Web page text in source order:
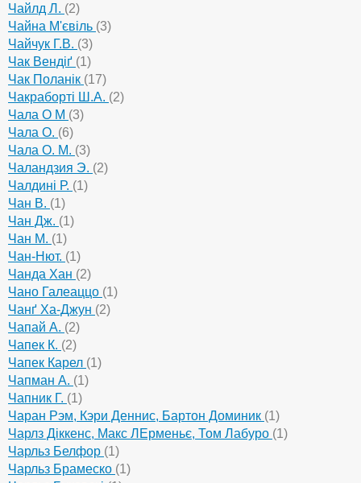
Чайлд Л. (2)
Чайна М'євіль (3)
Чайчук Г.В. (3)
Чак Вендіґ (1)
Чак Поланік (17)
Чакраборті Ш.А. (2)
Чала О М (3)
Чала О. (6)
Чала О. М. (3)
Чаландзия Э. (2)
Чалдині Р. (1)
Чан В. (1)
Чан Дж. (1)
Чан М. (1)
Чан-Нют. (1)
Чанда Хан (2)
Чано Галеаццо (1)
Чанґ Ха-Джун (2)
Чапай А. (2)
Чапек К. (2)
Чапек Карел (1)
Чапман А. (1)
Чапник Г. (1)
Чаран Рэм, Кэри Деннис, Бартон Доминик (1)
Чарлз Діккенс, Макс ЛЕрменьє, Том Лабуро (1)
Чарльз Белфор (1)
Чарльз Брамеско (1)